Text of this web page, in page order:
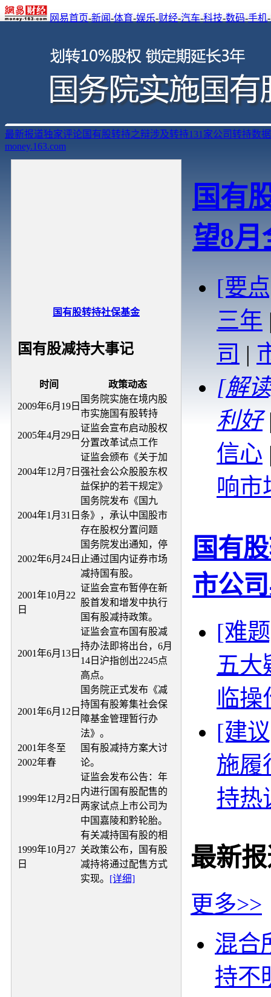
网易首页-新闻-体育-娱乐-财经-汽车-科技-数码-手机-
最新报道独家评论国有股转持之辩涉及转持131家公司 转持数
money.163.com
国有股转持社保基金
国有股减持大事记
时间 政策动态
2009年6月19日
国务院实施在境内股
市实施国有股转持
2005年4月29日
证监会宣布启动股权
分置改革试点工作
2004年12月7日
证监会颁布《关于加
强社会公众股股东权
益保护的若干规定》
2004年1月31日
国务院发布《国九
条》，承认中国股市
存在股权分置问题
2002年6月24日
国务院发出通知，停
止通过国内证券市场
减持国有股。
2001年10月22
日
证监会宣布暂停在新
股首发和增发中执行
国有股减持政策。
2001年6月13日
证监会宣布国有股减
持办法即将出台，6月
14日沪指创出2245点
高点。
2001年6月12日
国务院正式发布《减
持国有股筹集社会保
障基金管理暂行办
法》。
2001年冬至
2002年春
国有股减持方案大讨
论。
1999年12月2日
证监会发布公告：年
内进行国有股配售的
两家试点上市公司为
中国嘉陵和黔轮胎。
1999年10月27
日
有关减持国有股的相
关政策公布，国有股
减持将通过配售方式
实现。 [详细]
国有
望8月
[要
三年
司 |
[解
利好
信心
响市
国有
市公
[难
五大
临操
[建
施履
持热
最新
更多>>
混合
持不